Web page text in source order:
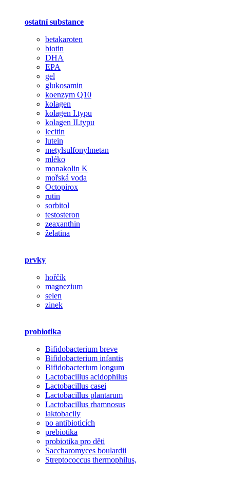
ostatní substance
betakaroten
biotin
DHA
EPA
gel
glukosamin
koenzym Q10
kolagen
kolagen I.typu
kolagen II.typu
lecitin
lutein
metylsulfonylmetan
mléko
monakolin K
mořská voda
Octopirox
rutin
sorbitol
testosteron
zeaxanthin
želatina
prvky
hořčík
magnezium
selen
zinek
probiotika
Bifidobacterium breve
Bifidobacterium infantis
Bifidobacterium longum
Lactobacillus acidophilus
Lactobacillus casei
Lactobacillus plantarum
Lactobacillus rhamnosus
laktobacily
po antibioticích
prebiotika
probiotika pro děti
Saccharomyces boulardii
Streptococcus thermophilus,